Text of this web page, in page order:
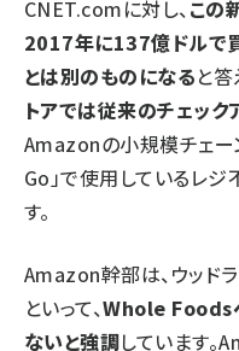
CNET.comに対し、この
2017年に137億ドル
とは別のものになると答
トアでは従来のチェッ
Amazonの小規模チェー
Go」で使用しているレ
す。
Amazon幹部は、ウッド
といって、Whole Foods
ないと強調しています